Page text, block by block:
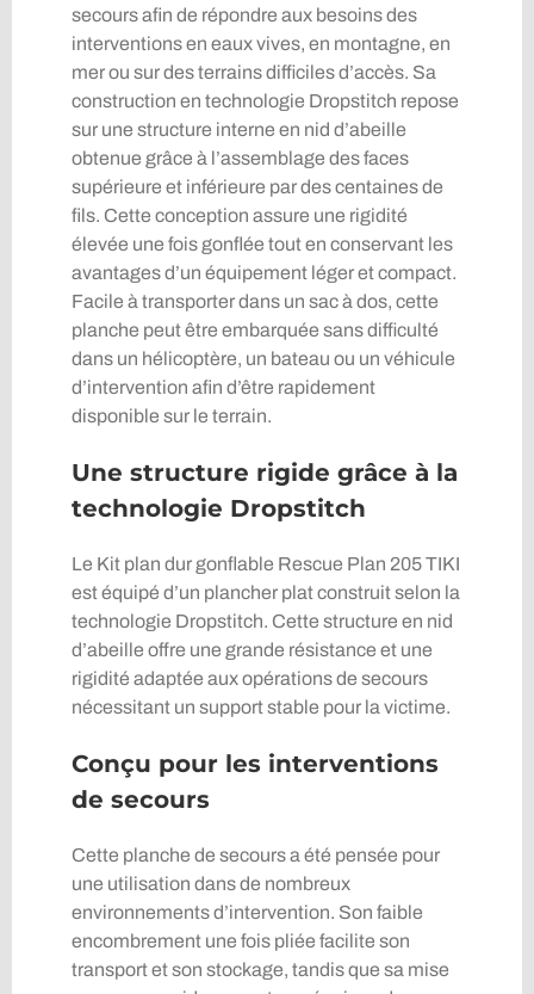
secours afin de répondre aux besoins des
interventions en eaux vives, en montagne, en
mer ou sur des terrains difficiles d’accès. Sa
construction en technologie Dropstitch repose
sur une structure interne en nid d’abeille
obtenue grâce à l’assemblage des faces
supérieure et inférieure par des centaines de
fils. Cette conception assure une rigidité
élevée une fois gonflée tout en conservant les
avantages d’un équipement léger et compact.
Facile à transporter dans un sac à dos, cette
planche peut être embarquée sans difficulté
dans un hélicoptère, un bateau ou un véhicule
d’intervention afin d’être rapidement
disponible sur le terrain.
Une structure rigide grâce à la
technologie Dropstitch
Le Kit plan dur gonflable Rescue Plan 205 TIKI
est équipé d’un plancher plat construit selon la
technologie Dropstitch. Cette structure en nid
d’abeille offre une grande résistance et une
rigidité adaptée aux opérations de secours
nécessitant un support stable pour la victime.
Conçu pour les interventions
de secours
Cette planche de secours a été pensée pour
une utilisation dans de nombreux
environnements d’intervention. Son faible
encombrement une fois pliée facilite son
transport et son stockage, tandis que sa mise